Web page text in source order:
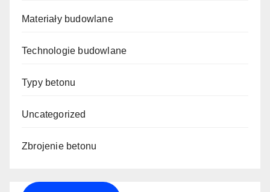
Materiały budowlane
Technologie budowlane
Typy betonu
Uncategorized
Zbrojenie betonu